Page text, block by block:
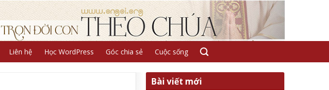
Liên hệ Học WordPress Góc chia sẻ Cuộc sống
Bài viết mới